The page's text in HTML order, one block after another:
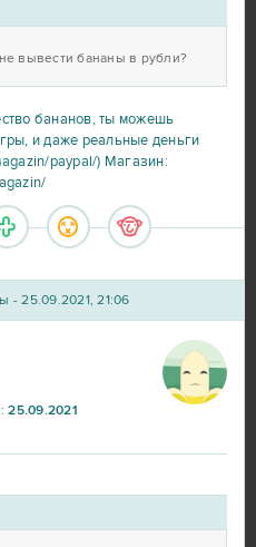
вывести бананы в рубли?
бананов, ты можешь
и даже реальные деньги
paypal/) Магазин:
- 25.09.2021, 21:06
25.09.2021